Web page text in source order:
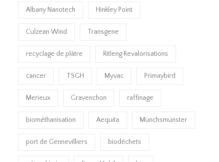
Albany Nanotech Hinkley Point
Culzean Wind Transgene
recyclage de plâtre Ritleng Revalorisations
cancer TSGH Myvac Primaybird
Merieux Gravenchon raffinage
biométhanisation Aequita Münchsmünster
port de Gennevilliers biodéchets